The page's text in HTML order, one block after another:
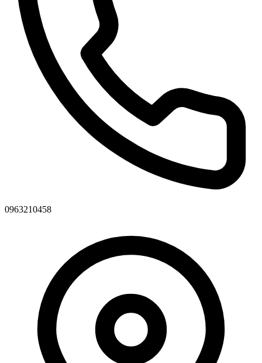
0963210458